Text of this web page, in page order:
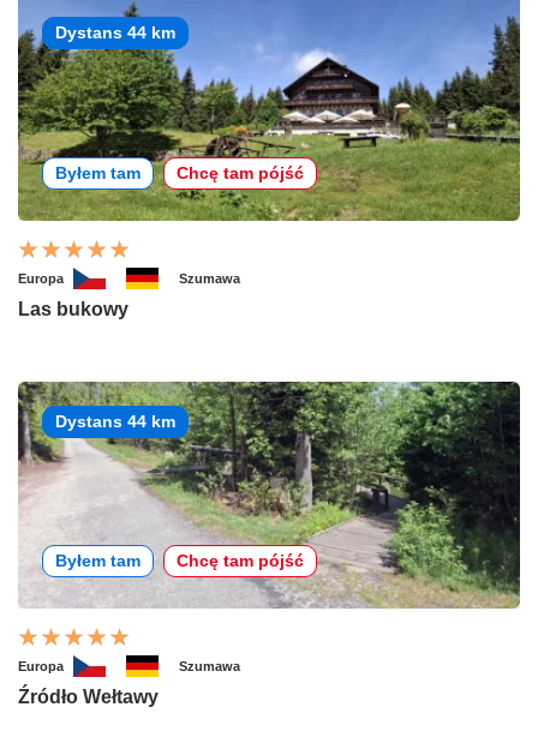
Dystans 44 km
Byłem tam Chcę tam pójść
Europa Szumawa
Las bukowy
Dystans 44 km
Byłem tam Chcę tam pójść
Europa Szumawa
Źródło Wełtawy